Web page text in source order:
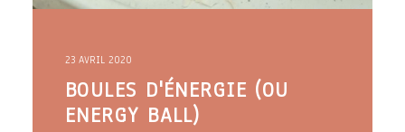
23 AVRIL 2020
BOULES D'ÉNERGIE (OU
ENERGY BALL)